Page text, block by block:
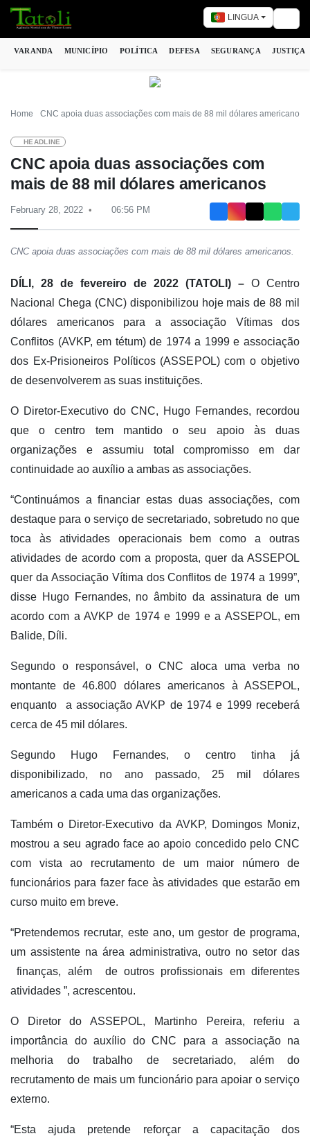
LINGUA
VARANDA MUNICÍPIO POLÍTICA DEFESA SEGURANÇA JUSTIÇA
Home CNC apoia duas associações com mais de 88 mil dólares americanos
HEADLINE
CNC apoia duas associações com
mais de 88 mil dólares americanos
February 28, 2022 06:56 PM
CNC apoia duas associações com mais de 88 mil dólares americanos.
DÍLI, 28 de fevereiro de 2022 (TATOLI) – O Centro
Nacional Chega (CNC) disponibilizou hoje mais de 88 mil
dólares americanos para a associação Vítimas dos
Conflitos (AVKP, em tétum) de 1974 a 1999 e associação
dos Ex-Prisioneiros Políticos (ASSEPOL) com o objetivo
de desenvolverem as suas instituições.
O Diretor-Executivo do CNC, Hugo Fernandes, recordou
que o centro tem mantido o seu apoio às duas
organizações e assumiu total compromisso em dar
continuidade ao auxílio a ambas as associações.
“Continuámos a financiar estas duas associações, com
destaque para o serviço de secretariado, sobretudo no que
toca às atividades operacionais bem como a outras
atividades de acordo com a proposta, quer da ASSEPOL
quer da Associação Vítima dos Conflitos de 1974 a 1999”,
disse Hugo Fernandes, no âmbito da assinatura de um
acordo com a AVKP de 1974 e 1999 e a ASSEPOL, em
Balide, Díli.
Segundo o responsável, o CNC aloca uma verba no
montante de 46.800 dólares americanos à ASSEPOL,
enquanto a associação AVKP de 1974 e 1999 receberá
cerca de 45 mil dólares.
Segundo Hugo Fernandes, o centro tinha já
disponibilizado, no ano passado, 25 mil dólares
americanos a cada uma das organizações.
Também o Diretor-Executivo da AVKP, Domingos Moniz,
mostrou a seu agrado face ao apoio concedido pelo CNC
com vista ao recrutamento de um maior número de
funcionários para fazer face às atividades que estarão em
curso muito em breve.
“Pretendemos recrutar, este ano, um gestor de programa,
um assistente na área administrativa, outro no setor das
finanças, além de outros profissionais em diferentes
atividades ”, acrescentou.
O Diretor do ASSEPOL, Martinho Pereira, referiu a
importância do auxílio do CNC para a associação na
melhoria do trabalho de secretariado, além do
recrutamento de mais um funcionário para apoiar o serviço
externo.
“Esta ajuda pretende reforçar a capacitação dos